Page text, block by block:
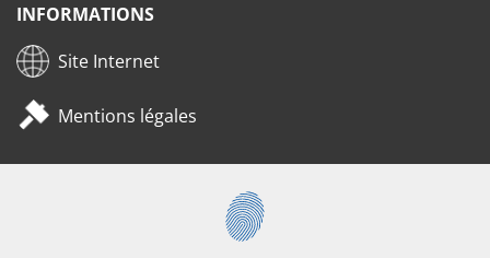
INFORMATIONS
Site Internet
Mentions légales